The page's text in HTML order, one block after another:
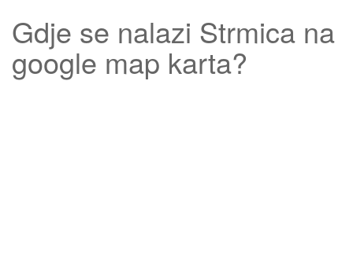
Gdje se nalazi Strmica na
google map karta?